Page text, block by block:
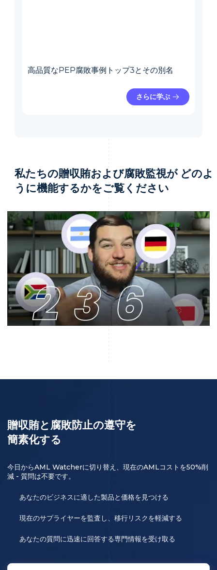
高品質なPEP腐敗事例トップ3とその別名
さらに学ぶ
私たちの贈収賄および腐敗監視がどのよ
うに機能するかをご覧ください
贈収賄と腐敗防止の遵守を
簡素化する
今日からAML Watcherに切り替え、現在のAMLコストを50%削
減 - 質問は不要です。
あなたのビジネスに適した製品と価格を見つける
現在のサプライヤーを監査し、移行リスクを軽減する
あなたの質問に迅速に回答する専門情報を受け取る